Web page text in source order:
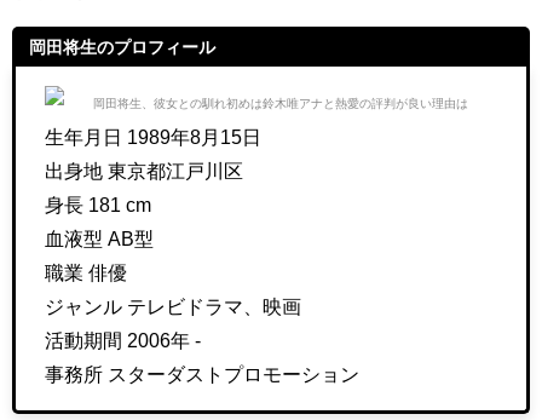
岡田将生のプロフィール
生年月日 1989年8月15日
出身地 東京都江戸川区
身長 181 cm
血液型 AB型
職業 俳優
ジャンル テレビドラマ、映画
活動期間 2006年 -
事務所 スターダストプロモーション